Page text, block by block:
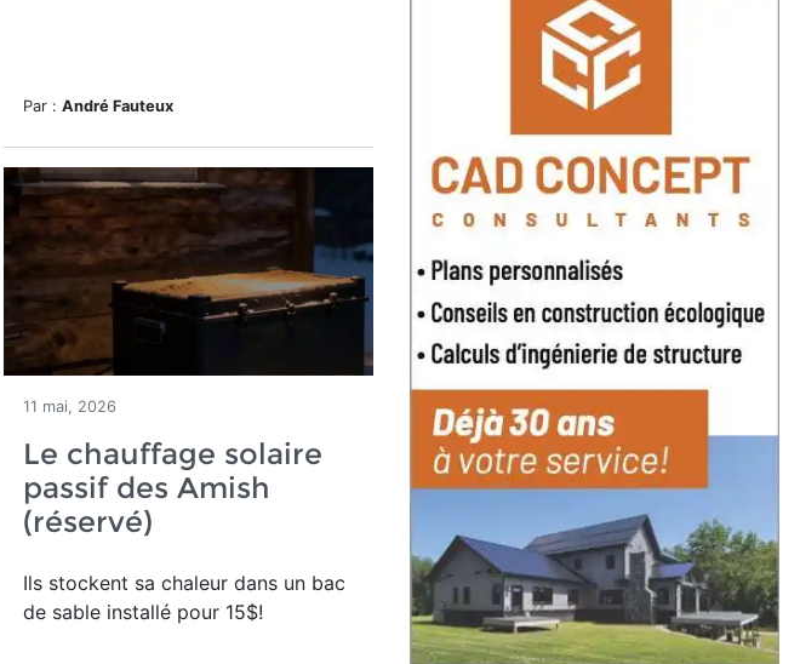
Par : André Fauteux
11 mai, 2026
Le chauffage solaire
passif des Amish
(réservé)
Ils stockent sa chaleur dans un bac
de sable installé pour 15$!